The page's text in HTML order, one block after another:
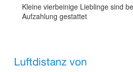
Kleine vierbeinige Lieblinge sind
Aufzahlung gestattet
Luftdistanz von